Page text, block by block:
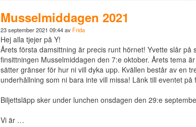
Musselmiddagen 2021
23 september 2021 09:44 av Frida
Hej alla tjejer på Y!
Årets första damsittning är precis runt hörnet! Yvette slår
finsittningen Musselmiddagen den 7:e oktober. Årets tema
sätter gränser för hur ni vill dyka upp. Kvällen består av en
underhållning som ni bara inte vill missa! Länk till eventet på
Biljettsläpp sker under lunchen onsdagen den 29:e
Vi är …